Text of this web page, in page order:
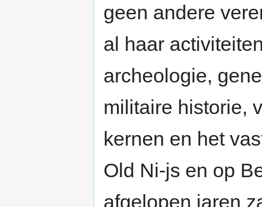
geen andere
al haar
archeologie,
militaire historie,
kernen en het
Old Ni-js en op
afgelopen jaren